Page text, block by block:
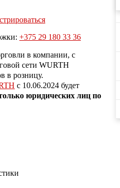
+375 29 180 33 36
в компании, с
сети WURTH
в розницу.
c 10.06.2024 будет
юридических лиц по